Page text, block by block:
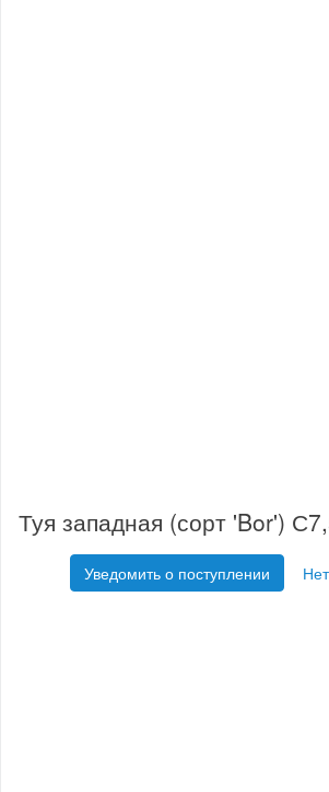
Туя западная (сорт 'Bor')
Уведомить о поступлении